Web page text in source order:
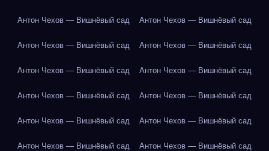
Антон Чехов — Вишнёвый сад Антон Чехов — Вишнёвый сад
Антон Чехов — Вишнёвый сад Антон Чехов — Вишнёвый сад
Антон Чехов — Вишнёвый сад Антон Чехов — Вишнёвый сад
Антон Чехов — Вишнёвый сад Антон Чехов — Вишнёвый сад
Антон Чехов — Вишнёвый сад Антон Чехов — Вишнёвый сад
Антон Чехов — Вишнёвый сад Антон Чехов — Вишнёвый сад